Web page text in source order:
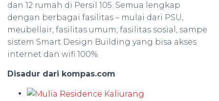
dan 12 rumah di Persil 105. Semua lengkap
dengan berbagai fasilitas – mulai dari PSU,
meubellair, fasilitas umum, fasilitas sosial, sampe
sistem Smart Design Building yang bisa akses
internet dan wifi 100%.
Disadur dari kompas.com